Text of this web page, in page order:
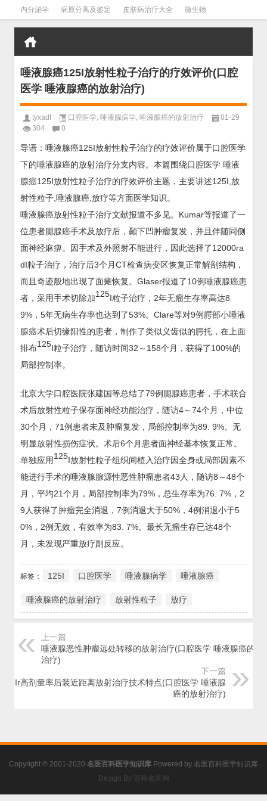
内分泌学 病原分离及鉴定 皮肤病治疗大全 微生物
皮肤病学 男科学 血液病学 心血管 口腔医学 禁戒毒品
唾液腺癌125I放射性粒子治疗的疗效评价(口腔
医学 唾液腺癌的放射治疗)
tyxadf 口腔医学, 唾液腺病学, 唾液腺癌的放射治疗
01-29
304
0
导语：唾液腺癌125I放射性粒子治疗的疗效评价属于口腔医学
下的唾液腺癌的放射治疗分支内容。本篇围绕口腔医学 唾液
腺癌125I放射性粒子治疗的疗效评价主题，主要讲述125I,放
射性粒子,唾液腺癌,放疗等方面医学知识。
唾液腺癌放射性粒子治疗文献报道不多见。Kumar等报道了一
位患者腮腺癌手术及放疗后，颞下凹肿瘤复发，并且伴随同侧
面神经麻痹。因手术及外照射不能进行，因此选择了12000ra
dI粒子治疗，治疗后3个月CT检查病变区恢复正常解剖结构，
而且奇迹般地出现了面瘫恢复。Glaser报道了10例唾液腺癌患
者，采用手术切除加125I粒子治疗，2年无瘤生存率高达8
9%，5年无病生存率也达到了53%。Clare等对9例腭部小唾液
腺癌术后切缘阳性的患者，制作了类似义齿似的腭托，在上面
排布125I粒子治疗，随访时间32～158个月，获得了100%的
局部控制率。
北京大学口腔医院张建国等总结了79例腮腺癌患者，手术联合
术后放射性粒子保存面神经功能治疗，随访4～74个月，中位
30个月，71例患者未及肿瘤复发，局部控制率为89. 9%。无
明显放射性损伤症状。术后6个月患者面神经基本恢复正常。
单独应用125I放射性粒子组织间植入治疗因全身或局部因素不
能进行手术的唾液腺腺源性恶性肿瘤患者43人，随访8～48个
月，平均21个月，局部控制率为79%，总生存率为76. 7%，2
9人获得了肿瘤完全消退，7例消退大于50%，4例消退小于5
0%，2例无效，有效率为83. 7%。最长无瘤生存已达48个
月，未发现严重放疗副反应。
标签： 125I 口腔医学 唾液腺病学 唾液腺癌
唾液腺癌的放射治疗 放射性粒子 放疗
上一篇
唾液腺恶性肿瘤远处转移的放射治疗(口腔医学 唾液腺癌的放
治疗)
下一篇
192Ir高剂量率后装近距离放射治疗技术特点(口腔医学 唾液腺
癌的放射治疗)
Copyright © 2001-2020 名医百科医学知识库 Powered by 名医百科医学知识库
Design By 百科名医网